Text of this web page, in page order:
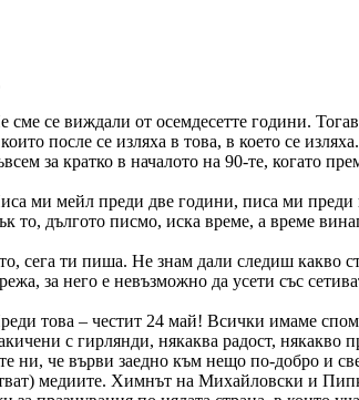
сме се виждали от осемдесетте години.
после се изляха в това, в което се
за кратко в началото на 90-те, когато
ми мейл преди две години, писа ми преди
то, дългото писмо, иска време, а време
сега ти пиша. Не знам дали следиш какво
за него е невъзможно да усети със
това – честит 24 май! Всички имаме
с гирлянди, някаква радост, някакво
ни, че върви заедно към нещо по-добро и
медиите. Химнът на Михайловски и